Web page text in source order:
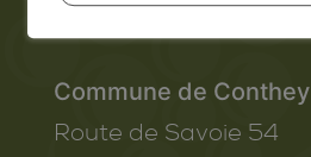
Commune de Conthey
Route de Savoie 54